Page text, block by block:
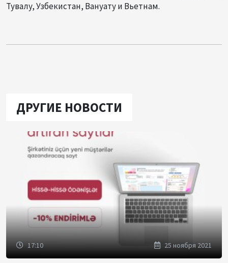
Тувалу, Узбекистан, Вануату и Вьетнам.
ДРУГИЕ НОВОСТИ
17:10 25 ноября 2021